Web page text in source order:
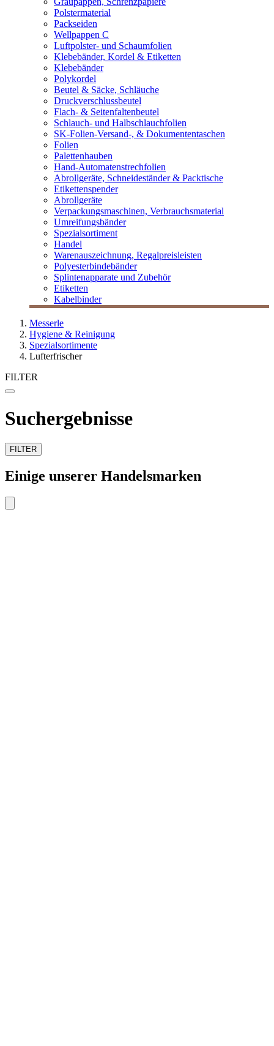
Polstermaterial
Packseiden
Wellpappen C
Luftpolster- und Schaumfolien
Klebebänder, Kordel & Etiketten
Klebebänder
Polykordel
Beutel & Säcke, Schläuche
Druckverschlussbeutel
Flach- & Seitenfaltenbeutel
Schlauch- und Halbschlauchfolien
SK-Folien-Versand-, & Dokumententaschen
Folien
Palettenhauben
Hand-Automatenstrechfolien
Abrollgeräte, Schneideständer & Packtische
Etikettenspender
Abrollgeräte
Verpackungsmaschinen, Verbrauchsmaterial
Umreifungsbänder
Spezialsortiment
Handel
Warenauszeichnung, Regalpreisleisten
Polyesterbindebänder
Splintenapparate und Zubehör
Etiketten
Kabelbinder
Messerle
Hygiene & Reinigung
Spezialsortimente
Lufterfrischer
FILTER
Suchergebnisse
FILTER
Einige unserer Handelsmarken